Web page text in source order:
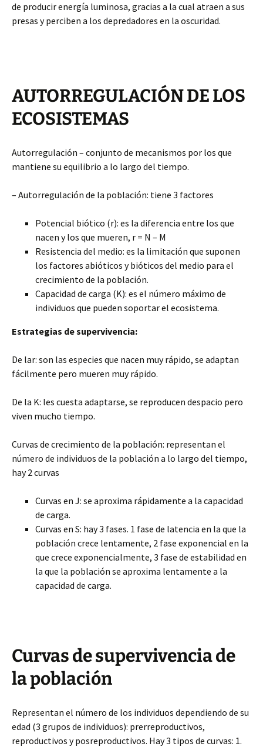
de producir energía luminosa, gracias a la cual atraen a sus
presas y perciben a los depredadores en la oscuridad.
AUTORREGULACIÓN DE LOS
ECOSISTEMAS
Autorregulación – conjunto de mecanismos por los que
mantiene su equilibrio a lo largo del tiempo.
– Autorregulación de la población: tiene 3 factores
Potencial biótico (r): es la diferencia entre los que
nacen y los que mueren, r = N – M
Resistencia del medio: es la limitación que suponen
los factores abióticos y bióticos del medio para el
crecimiento de la población.
Capacidad de carga (K): es el número máximo de
individuos que pueden soportar el ecosistema.
Estrategias de supervivencia:
De lar: son las especies que nacen muy rápido, se adaptan
fácilmente pero mueren muy rápido.
De la K: les cuesta adaptarse, se reproducen despacio pero
viven mucho tiempo.
Curvas de crecimiento de la población: representan el
número de individuos de la población a lo largo del tiempo,
hay 2 curvas
Curvas en J: se aproxima rápidamente a la capacidad
de carga.
Curvas en S: hay 3 fases. 1 fase de latencia en la que la
población crece lentamente, 2 fase exponencial en la
que crece exponencialmente, 3 fase de estabilidad en
la que la población se aproxima lentamente a la
capacidad de carga.
Curvas de supervivencia de
la población
Representan el número de los individuos dependiendo de su
edad (3 grupos de individuos): prerreproductivos,
reproductivos y posreproductivos. Hay 3 tipos de curvas: 1.